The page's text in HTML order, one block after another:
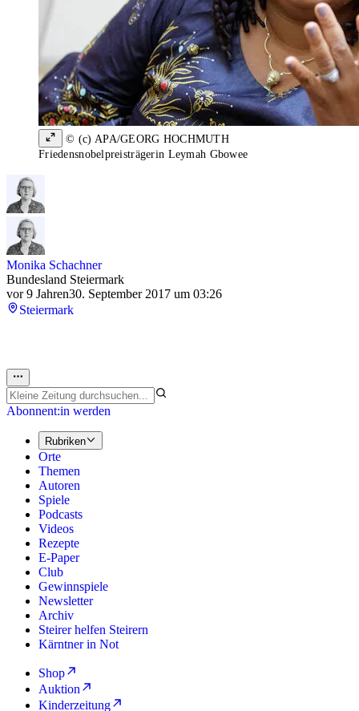
© (c) APA/GEORG HOCHMUTH
Friedensnobelpreisträgerin Leymah Gbowee
Monika Schachner
Bundesland Steiermark
vor 9 Jahren30. September 2017 um 03:26
Steiermark
Abonnent:in werden
Rubriken
Orte
Themen
Autoren
Spiele
Podcasts
Videos
Rezepte
E-Paper
Club
Gewinnspiele
Newsletter
Archiv
Steirer helfen Steirern
Kärntner in Not
Shop
Auktion
Kinderzeitung